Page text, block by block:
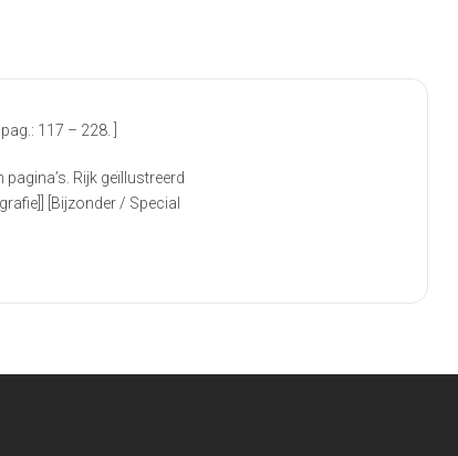
117 – 228. ]
Rijk geïllustreerd
[Bijzonder / Special